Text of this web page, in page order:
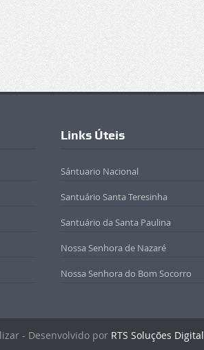
Links Úteis
Sántuario Nacional
Santuário Santa Teresinha
Santuário da Santa Paulina
Nossa Senhora de Nazaré
Nossa Senhora do Bom Socorro
- Desenvolvido por RTS Soluções Digital